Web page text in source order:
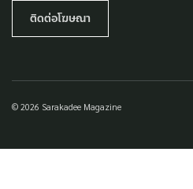
ติดต่อโฆษณา
© 2026 Sarakadee Magazine